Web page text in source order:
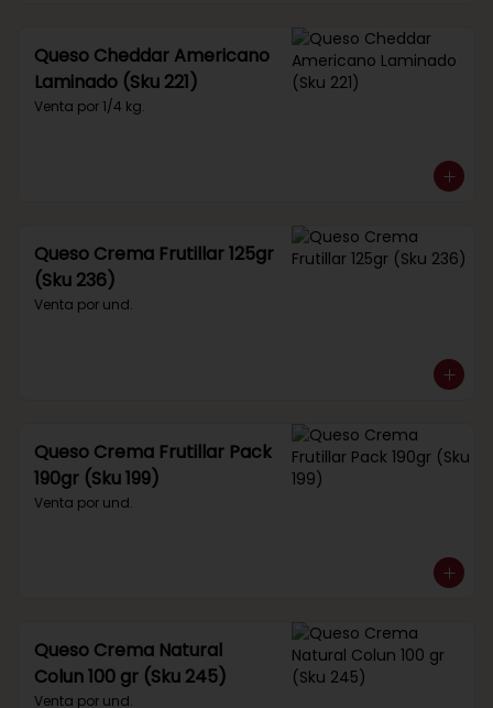
Queso Cheddar Americano
Laminado (Sku 221)
Venta por 1/4 kg.
Queso Crema Frutillar 125gr
(Sku 236)
Venta por und.
Queso Crema Frutillar Pack
190gr (Sku 199)
Venta por und.
Queso Crema Natural
Colun 100 gr (Sku 245)
Venta por und.